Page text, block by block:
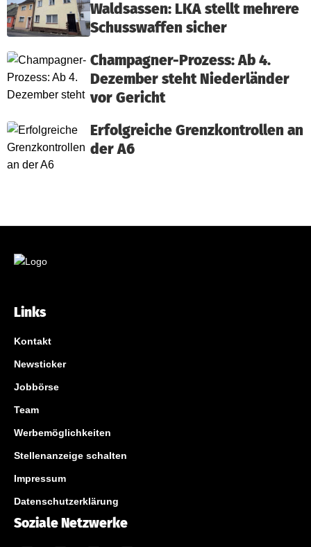
Waldsassen: LKA stellt mehrere
Schusswaffen sicher
Champagner-Prozess: Ab 4.
Dezember steht Niederländer
vor Gericht
Erfolgreiche Grenzkontrollen an
der A6
Links
Kontakt
Newsticker
Jobbörse
Team
Werbemöglichkeiten
Stellenanzeige schalten
Impressum
Datenschutzerklärung
Soziale Netzwerke